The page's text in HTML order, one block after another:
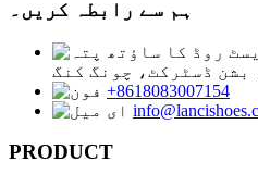
ہم سے رابطہ کریں۔
ایسٹ روڈ کا ساؤتھ
بشن ڈسٹرکٹ، چونگ کنگ
+8618083007154
PRODUCT